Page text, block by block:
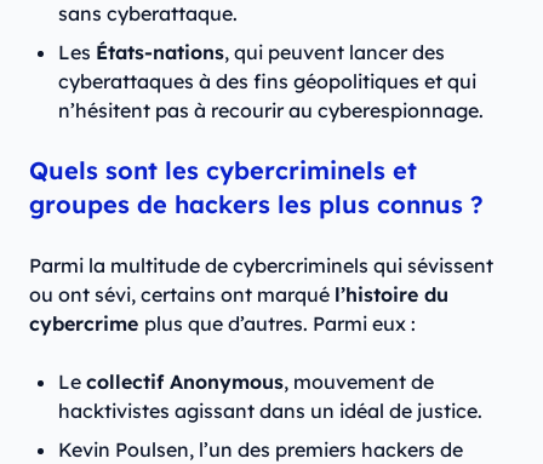
sans cyberattaque.
Les États-nations, qui peuvent lancer des
cyberattaques à des fins géopolitiques et qui
n’hésitent pas à recourir au cyberespionnage.
Quels sont les cybercriminels et
groupes de hackers les plus connus ?
Parmi la multitude de cybercriminels qui sévissent
ou ont sévi, certains ont marqué l’histoire du
cybercrime plus que d’autres. Parmi eux :
Le collectif Anonymous, mouvement de
hacktivistes agissant dans un idéal de justice.
Kevin Poulsen, l’un des premiers hackers de